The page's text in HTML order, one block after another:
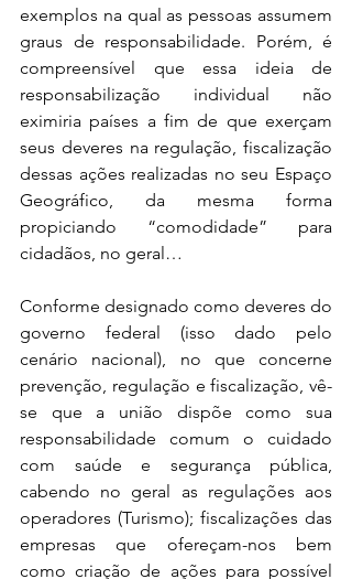
exemplos na qual as pessoas assumem
graus de responsabilidade. Porém, é
compreensível que essa ideia de
responsabilização individual não
eximiria países a fim de que exerçam
seus deveres na regulação, fiscalização
dessas ações realizadas no seu Espaço
Geográfico, da mesma forma
propiciando “comodidade” para
cidadãos, no geral…
Conforme designado como deveres do
governo federal (isso dado pelo
cenário nacional), no que concerne
prevenção, regulação e fiscalização, vê-
se que a união dispõe como sua
responsabilidade comum o cuidado
com saúde e segurança pública,
cabendo no geral as regulações aos
operadores (Turismo); fiscalizações das
empresas que ofereçam-nos bem
como criação de ações para possível